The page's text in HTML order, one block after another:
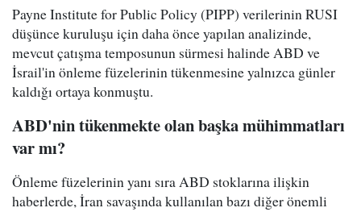
Payne Institute for Public Policy (PIPP) verilerinin RUSI
düşünce kuruluşu için daha önce yapılan analizinde,
mevcut çatışma temposunun sürmesi halinde ABD ve
İsrail'in önleme füzelerinin tükenmesine yalnızca günler
kaldığı ortaya konmuştu.
ABD'nin tükenmekte olan başka mühimmatları
var mı?
Önleme füzelerinin yanı sıra ABD stoklarına ilişkin
haberlerde, İran savaşında kullanılan bazı diğer önemli